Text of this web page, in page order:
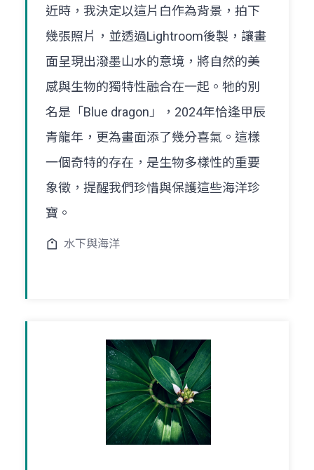
近時，我決定以這片白作為背景，拍下
幾張照片，並透過Lightroom後製，讓畫
面呈現出潑墨山水的意境，將自然的美
感與生物的獨特性融合在一起。牠的別
名是「Blue dragon」，2024年恰逢甲辰
青龍年，更為畫面添了幾分喜氣。這樣
一個奇特的存在，是生物多樣性的重要
象徵，提醒我們珍惜與保護這些海洋珍
寶。
水下與海洋